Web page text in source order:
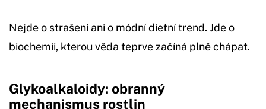
Nejde o strašení ani o módní dietní trend. Jde o
biochemii, kterou věda teprve začíná plně chápat.
Glykoalkaloidy: obranný
mechanismus rostlin